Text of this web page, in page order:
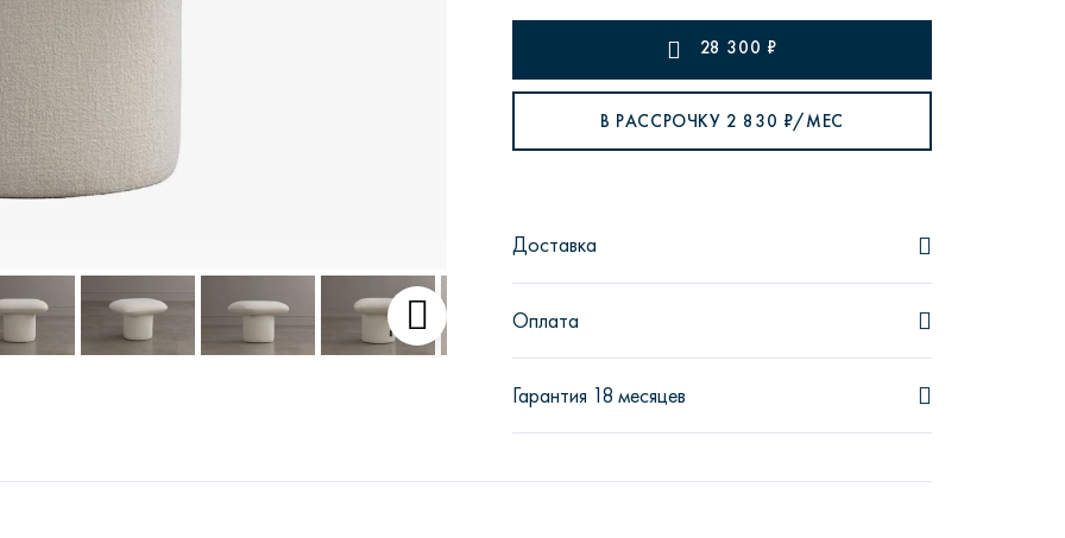
Сити Брутал22 Аптаун
Тауэр Брутал
28 300 ₽
В РАССРОЧКУ 2 830 ₽/МЕС
Доставка
Оплата
Гарантия 18 месяцев